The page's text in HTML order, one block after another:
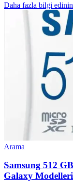
Daha fazla bilgi edinin
Arama
Samsung 512
Galaxy